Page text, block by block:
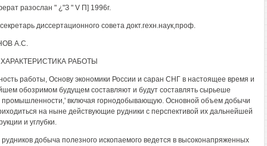
разослан " ¿"З " V П] 1996г.
диссертационного совета докт.гехн.наук,проф.
А.С.
РАБОТЫ
работы, Основу экономики России и саран СНГ в настоящее время и
обозримом будущем составляют и будут составлять сырьеше
промышленности,' включая горнодобывающую. Основной объем добычи
на ныне действующие рудники с перспективой их дальнейшей
и углубки.
добыча полезного ископаемого ведется в высоконапряженных